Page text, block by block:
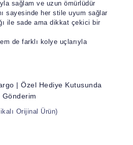
sağlam ve uzun ömürlüdür
sayesinde her stile uyum sağlar
ile sade ama dikkat çekici bir
de farklı kolye uçlarıyla
| Özel Hediye Kutusunda
Gönderim
Orijinal Ürün)